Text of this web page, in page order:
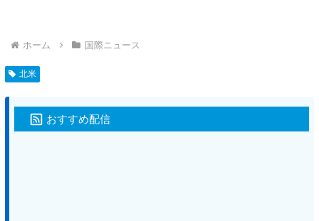
ホーム 国際ニュース
北米
おすすめ配信